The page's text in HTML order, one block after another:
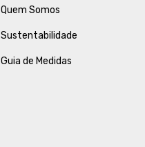
Quem Somos
Sustentabilidade
Guia de Medidas